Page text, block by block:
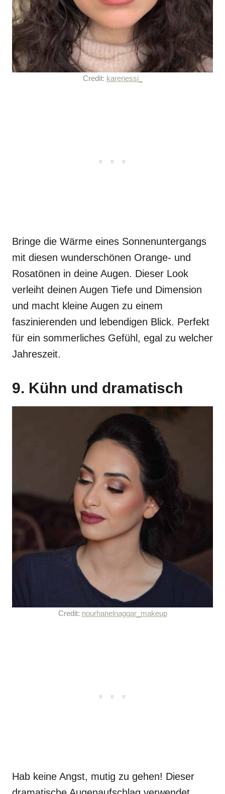
Credit: karenessi_
Bringe die Wärme eines Sonnenuntergangs
mit diesen wunderschönen Orange- und
Rosatönen in deine Augen. Dieser Look
verleiht deinen Augen Tiefe und Dimension
und macht kleine Augen zu einem
faszinierenden und lebendigen Blick. Perfekt
für ein sommerliches Gefühl, egal zu welcher
Jahreszeit.
9. Kühn und dramatisch
Credit: nourhanelnaggar_makeup
Hab keine Angst, mutig zu gehen! Dieser